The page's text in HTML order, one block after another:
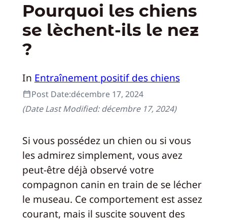
Pourquoi les chiens
se lèchent-ils le nez
?
In Entraînement positif des chiens
Post Date:décembre 17, 2024
(Date Last Modified:décembre 17, 2024)
Si vous possédez un chien ou si vous
les admirez simplement, vous avez
peut-être déjà observé votre
compagnon canin en train de se lécher
le museau. Ce comportement est assez
courant, mais il suscite souvent des